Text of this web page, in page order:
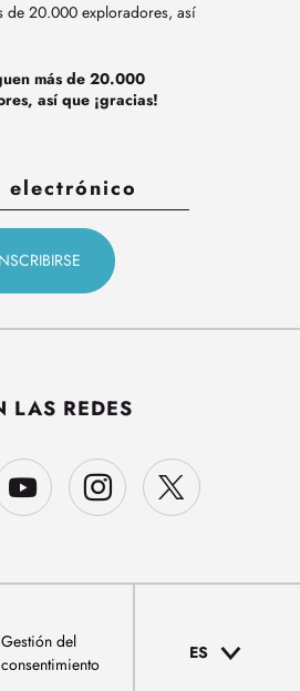
de 20.000 exploradores, así
más de 20.000
así que ¡gracias!
LAS REDES
Gestión del
consentimiento
ES